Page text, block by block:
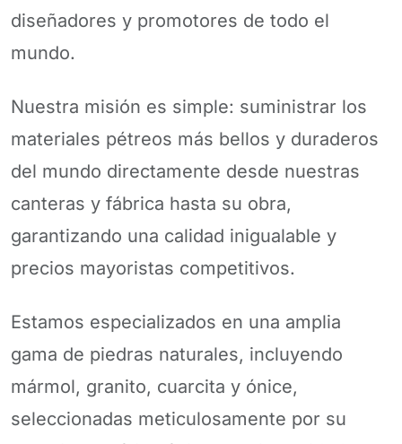
diseñadores y promotores de todo el
mundo.
Nuestra misión es simple: suministrar los
materiales pétreos más bellos y duraderos
del mundo directamente desde nuestras
canteras y fábrica hasta su obra,
garantizando una calidad inigualable y
precios mayoristas competitivos.
Estamos especializados en una amplia
gama de piedras naturales, incluyendo
mármol, granito, cuarcita y ónice,
seleccionadas meticulosamente por su